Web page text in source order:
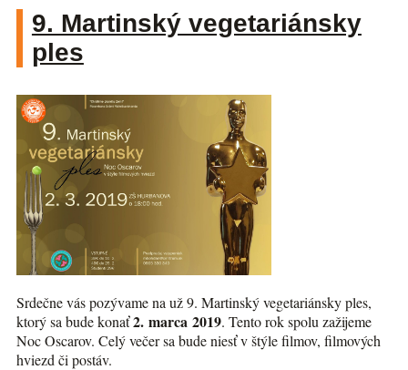
9. Martinský vegetariánsky
ples
Srdečne vás pozývame na už 9. Martinský vegetariánsky ples,
ktorý sa bude konať2. marca 2019. Tento rok spolu zažijeme
Noc Oscarov. Celý večer sa bude niesť v štýle filmov, filmových
hviezd či postáv.